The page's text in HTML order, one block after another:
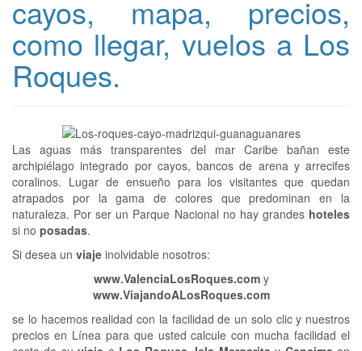
cayos, mapa, precios,
como llegar, vuelos a Los
Roques.
Las aguas más transparentes del mar Caribe bañan este
archipiélago integrado por cayos, bancos de arena y arrecifes
coralinos. Lugar de ensueño para los visitantes que quedan
atrapados por la gama de colores que predominan en la
naturaleza. Por ser un Parque Nacional no hay grandes hoteles
si no posadas.
Si desea un viaje inolvidable nosotros:
www.ValenciaLosRoques.comy
www.ViajandoALosRoques.com
se lo hacemos realidad con la facilidad de un solo clic y nuestros
precios en Línea para que usted calcule con mucha facilidad el